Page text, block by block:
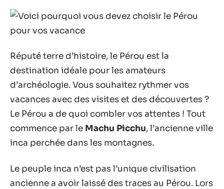
Réputé terre d’histoire, le Pérou est la
destination idéale pour les amateurs
d’archéologie. Vous souhaitez rythmer vos
vacances avec des visites et des découvertes ?
Le Pérou a de quoi combler vos attentes ! Tout
commence par le Machu Picchu, l’ancienne ville
inca perchée dans les montagnes.
Le peuple inca n’est pas l’unique civilisation
ancienne a avoir laissé des traces au Pérou. Lors